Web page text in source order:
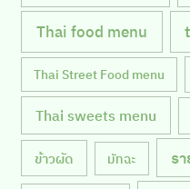
Thai food menu
Thai Street Food menu
Thai sweets menu
ข้าวผัด มัทฉะ ร